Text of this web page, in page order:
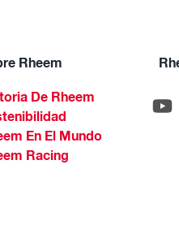
Rheem
De Rheem
En El Mundo
Racing